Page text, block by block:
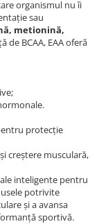
organismul nu îi
sau
metionină,
de BCAA, EAA oferă
protecție
creștere musculară,
inteligente pentru
potrivite
și a avansa
sportivă.